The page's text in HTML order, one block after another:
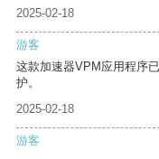
2025-02-18
游客
这款加速器VPM应用程序
护。
2025-02-18
游客